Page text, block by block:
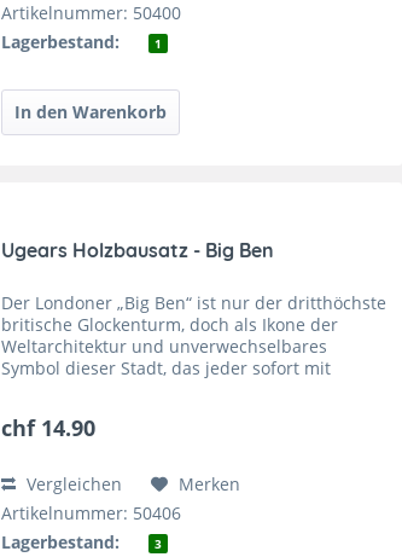
Artikelnummer: 50400
Lagerbestand:
1
Ugears Holzbausatz - Big Ben
Der Londoner „Big Ben“ ist nur der dritthöchste
britische Glockenturm, doch als Ikone der
Weltarchitektur und unverwechselbares
Symbol dieser Stadt, das jeder sofort mit
chf 14.90
Vergleichen
Merken
Artikelnummer: 50406
Lagerbestand:
3